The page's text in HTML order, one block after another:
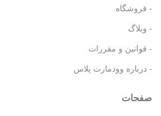
- فروشگاه
- وبلاگ
- قوانین و مقررات
- درباره وودمارت پلاس
صفحات